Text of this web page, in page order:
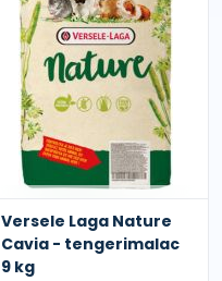
Versele Laga Nature
Cavia - tengerimalac
9 kg